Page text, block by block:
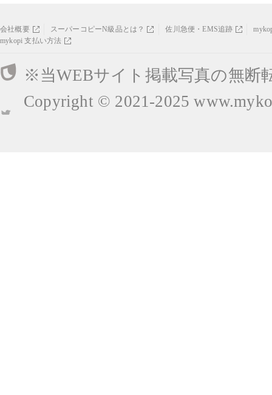
会社概要 スーパーコピーN級品とは？ 佐川急便・EMS追跡
mykopi 支払い方法
※当WEBサイト掲載写真の無断
Copyright © 2021-2025